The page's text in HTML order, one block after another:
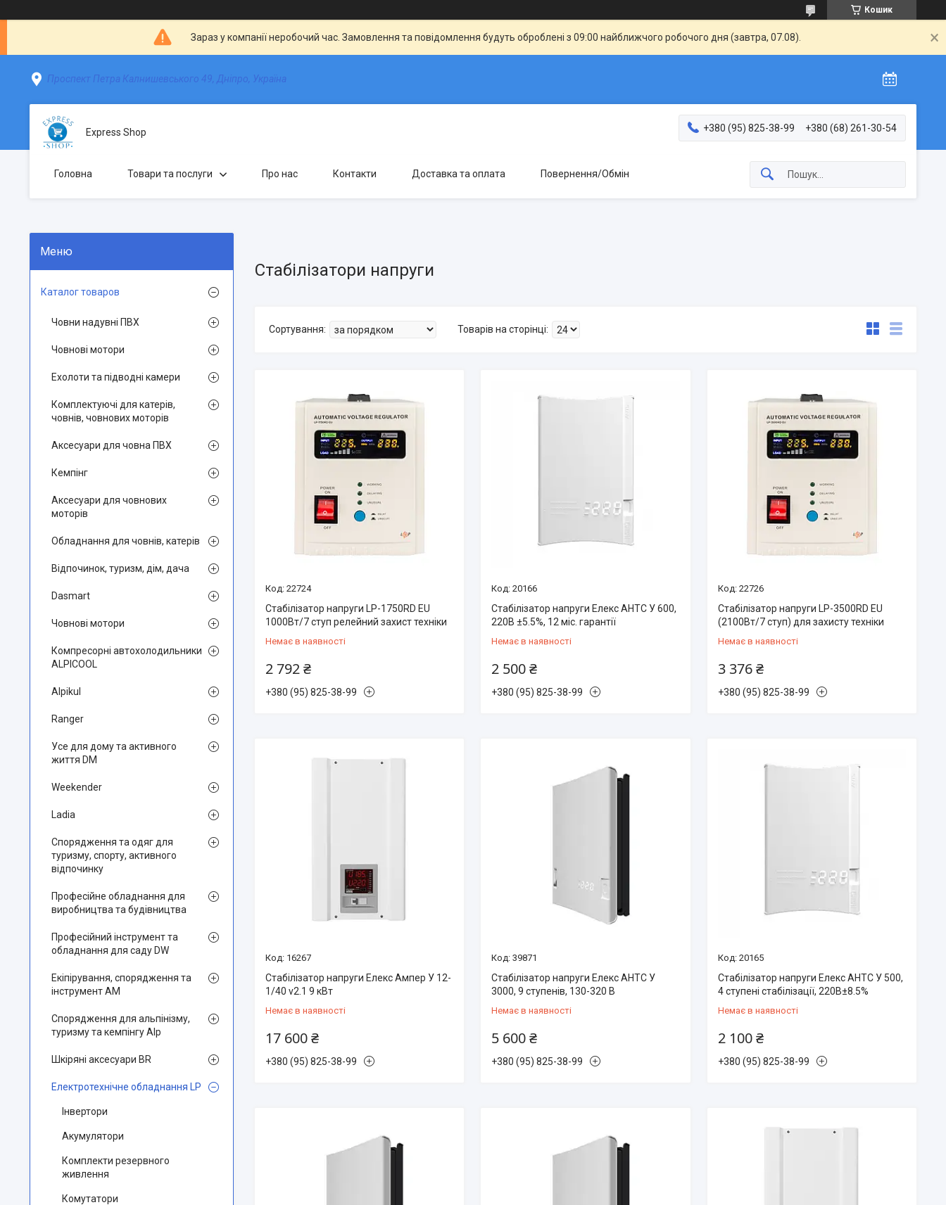
Кошик
Зараз у компанії неробочий час. Замовлення та повідомлення будуть оброблені з 09:00 найближчого робочого дня (завтра, 07.08).
Проспект Петра Калнишевського 49, Дніпро, Україна
Express Shop +380 (95) 825-38-99 +380 (68) 261-30-54
Головна Товари та послуги Про нас Контакти Доставка та оплата Повернення/Обмін
Стабілізатори напруги
22724
Стабілізатор напруги LP-1750RD EU
1000Вт/7 ступ релейний захист техніки
Немає в наявності
2 792 ₴
+380 (95) 825-38-99
20166
Стабілізатор напруги Елекс АНТС У 600,
220В ±5.5%, 12 міс. гарантії
Немає в наявності
2 500 ₴
+380 (95) 825-38-99
22726
Стабілізатор напруги LP-3500RD EU
(2100Вт/7 ступ) для захисту техніки
Немає в наявності
3 376 ₴
+380 (95) 825-38-99
16267
Стабілізатор напруги Елекс Ампер У 12-
1/40 v2.1 9 кВт
Немає в наявності
17 600 ₴
+380 (95) 825-38-99
39871
Стабілізатор напруги Елекс АНТС У
3000, 9 ступенів, 130-320 В
Немає в наявності
5 600 ₴
+380 (95) 825-38-99
20165
Стабілізатор напруги Елекс АНТС У 500,
4 ступені стабілізації, 220В±8.5%
Немає в наявності
2 100 ₴
+380 (95) 825-38-99
Каталог товаров
Човни надувні ПВХ
Човнові мотори
Ехолоти та підводні камери
Комплектуючі для катерів,
човнів, човнових моторів
Аксесуари для човна ПВХ
Кемпінг
Аксесуари для човнових
моторів
Обладнання для човнів, катерів
Відпочинок, туризм, дім, дача
Dasmart
Човнові мотори
Компресорні автохолодильники
ALPICOOL
Alpikul
Ranger
Усе для дому та активного
життя DM
Weekender
Ladia
Спорядження та одяг для
туризму, спорту, активного
відпочинку
Професійне обладнання для
виробництва та будівництва
Професійний інструмент та
обладнання для саду DW
Екіпірування, спорядження та
інструмент AM
Спорядження для альпінізму,
туризму та кемпінгу Alp
Шкіряні аксесуари BR
Електротехнічне обладнання LP
Інвертори
Акумулятори
Комплекти резервного
живлення
Комутатори